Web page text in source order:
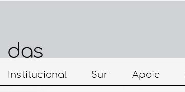
Institucional Sur Apoie